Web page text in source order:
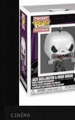
CINÉMA